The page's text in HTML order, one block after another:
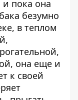
и пока она
безумно
в теплом
она еще и
к своей